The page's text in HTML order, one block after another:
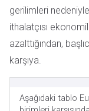
gerilimleri
ithalatçısı
azalttığından,
karşıya.
Aşağıdaki tablo